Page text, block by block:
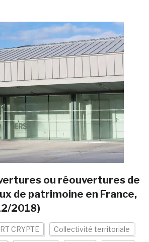
ou réouvertures de
de patrimoine en France,
2018)
CRYPTE Collectivité territoriale